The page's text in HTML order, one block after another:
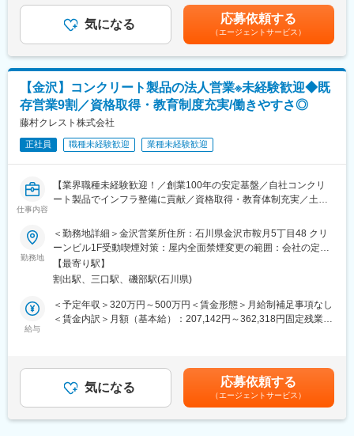
当社は、1948年に設立した塗料業界のリーディング商社です。お
客様は製造業や建設業などの大手企業が中心です。長年のノウハ
ウや、塗料に加え副資材・生産設備を含めた総合的な提案力を強
みに、お客様より厚い信頼を得ています。
変更の範囲：会社の定める業務
ください。
※基本的には機械で自動化されているため、スタッフが行う業務は
目視チェックのみです。
■組織構成：
・班長1名、ラインリーダー1名
■残業：20～30時間程度
■当社の特徴
創業70年の歴史を持つ石川県最大級の養鶏場を運営する鶏卵生産
桜っ子や能登鶏たまごなどの商品を県内外の大手スーパーや飲食
店に提供し、医薬品原料卵も取り扱っています。
当社はひよこから丁寧に育てることで、健康な鶏から質の高い卵
を消費者へお届けすることを大切にしています。
舎を建設する計画が進行中です。
また、4年前には岐阜地域への事業拡大として株式会社美和う卵場
通じて上下する可能性があります。月給(月額)は固定手当を含めた
表記です。気になる 応募依頼する
（エージェントサービス）
【金沢】コンクリート製品の法人営業※未経験歓迎◆既
存営業9割／資格取得・教育制度充実/働きやすさ◎
藤村クレスト株式会社
正社員 職種未経験歓迎 業種未経験歓迎
仕事内容
【業界職種未経験歓迎！／創業100年の安定基盤／自社コンクリ
ート製品でインフラ整備に貢献／資格取得・教育体制充実／土日
◎】
社会インフラとして必要不可欠なコンクリート製品を製造してい
る当社にて、営業職をお任せします。
販売・介護要員・コンビニ店長まで過去様々なご経歴をお持ちの
方が活躍中です！
■業務内容
いるコンクリート製品です。
＜顧客＞既存のお客様が9割程、ゼネコン、土木建築会社、建築設
計会社などを担当します。
勤務地
＜勤務地詳細＞金沢営業所住所：石川県金沢市鞍月5丁目48 クリ
ーンビル1F受動喫煙対策：屋内全面禁煙変更の範囲：会社の定め
る事業所（リモートワーク含む）
【最寄り駅】
割出駅、三口駅、磯部駅(石川県)
給与
＜予定年収＞320万円～500万円＜賃金形態＞月給制補足事項なし
＜賃金内訳＞月額（基本給）：207,142円～362,318円固定残業手
＞※上記年収は要相談のうえ、決定します。■昇給：年1回（4月）
■賞与：年2回（7月・12月）※昨年度実績2.5カ月分賃金はあくま
でも目安の金額であり、選考を通じて上下する可能性がありま
す。月給(月額)は固定手当を含めた表記です。
気になる 応募依頼する
（エージェントサービス）